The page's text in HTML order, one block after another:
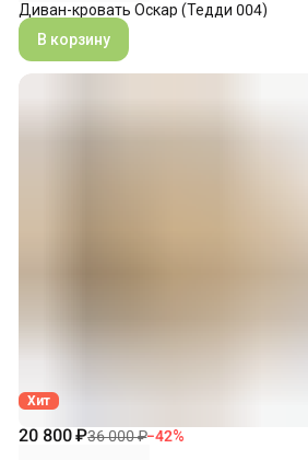
Диван-кровать Оскар (Тедди 004)
В корзину
Хит
20 800 ₽36 000 ₽−42%